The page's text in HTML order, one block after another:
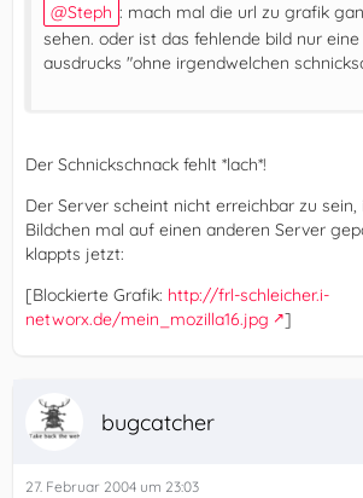
Steph : mach mal die url zu grafik
sehen. oder ist das fehlende bild nur
ausdrucks "ohne irgendwelchen
Der Schnickschnack fehlt *lach*!
Der Server scheint nicht erreichbar zu sein,
Bildchen mal auf einen anderen Server
klappts jetzt:
[Blockierte Grafik: http://frl-schleicher.i-
networx.de/mein_mozilla16.jpg
]
bugcatcher
27. Februar 2004 um 23:03